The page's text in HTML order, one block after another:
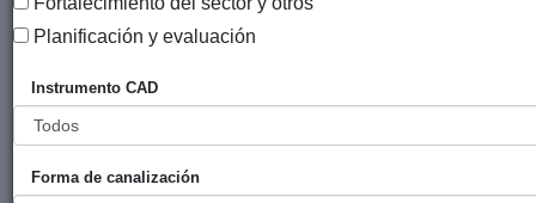
Planificación y evaluación
Instrumento CAD
Forma de canalización
Título
de aquí
de Bilbao
Ellacuria